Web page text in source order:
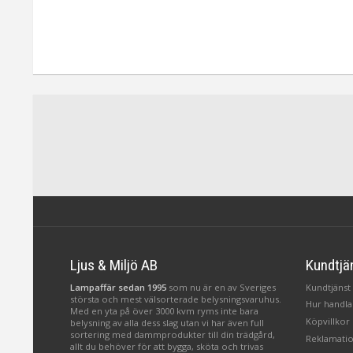
Ljus & Miljö AB
Lampaffär sedan 1995 som nu är en av Sveriges
största och mest välsorterade belysningsvaruhus.
Med en yta på över 3000 kvm ryms inte bara
belysning av alla dess slag utan vi har även full
sortering med dammprodukter till din trädgård,
allt du behöver för att bygga, sköta och trivas
Hur
Köpvillkor